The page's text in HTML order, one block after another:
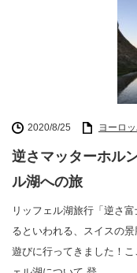
2020/8/25 ヨーロ
逆さマッターホル
ル湖への旅
リッフェル湖旅行「逆さ
るといわれる、スイスの
遊びに行ってきました！